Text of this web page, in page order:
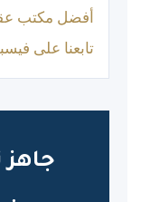
أفضل مكتب
تابعنا على
جاهز